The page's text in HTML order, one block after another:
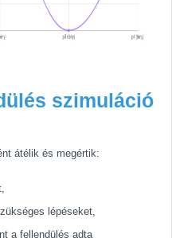
szimuláció
átélik és megértik:
lépéseket,
a fellendülés adta